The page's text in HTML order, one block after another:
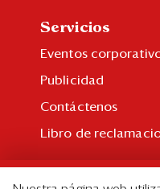
Servicios
Eventos
Publicidad
Contáctenos
Libro de